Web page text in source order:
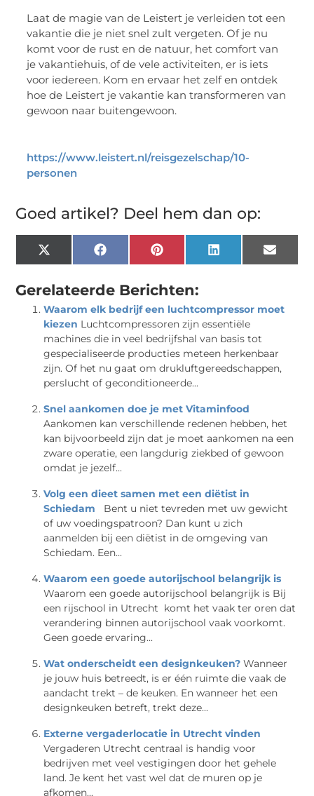
Laat de magie van de Leistert je verleiden tot een
vakantie die je niet snel zult vergeten. Of je nu
komt voor de rust en de natuur, het comfort van
je vakantiehuis, of de vele activiteiten, er is iets
voor iedereen. Kom en ervaar het zelf en ontdek
hoe de Leistert je vakantie kan transformeren van
gewoon naar buitengewoon.
https://www.leistert.nl/reisgezelschap/10-
personen
Goed artikel? Deel hem dan op:
X
(Twitter)
FacebookPinterestLinkedInEmail
Gerelateerde Berichten:
Waarom elk bedrijf een luchtcompressor moet
kiezen Luchtcompressoren zijn essentiële
machines die in veel bedrijfshal van basis tot
gespecialiseerde producties meteen herkenbaar
zijn. Of het nu gaat om drukluftgereedschappen,
perslucht of geconditioneerde...
Snel aankomen doe je met Vitaminfood
Aankomen kan verschillende redenen hebben, het
kan bijvoorbeeld zijn dat je moet aankomen na een
zware operatie, een langdurig ziekbed of gewoon
omdat je jezelf...
Volg een dieet samen met een diëtist in
Schiedam
Bent u niet tevreden met uw gewicht
of uw voedingspatroon? Dan kunt u zich
aanmelden bij een diëtist in de omgeving van
Schiedam. Een...
Waarom een goede autorijschool belangrijk is
Waarom een goede autorijschool belangrijk is Bij
een rijschool in Utrecht komt het vaak ter oren dat
verandering binnen autorijschool vaak voorkomt.
Geen goede ervaring...
Wat onderscheidt een designkeuken? Wanneer
je jouw huis betreedt, is er één ruimte die vaak de
aandacht trekt – de keuken. En wanneer het een
designkeuken betreft, trekt deze...
Externe vergaderlocatie in Utrecht vinden
Vergaderen Utrecht centraal is handig voor
bedrijven met veel vestigingen door het gehele
land. Je kent het vast wel dat de muren op je
afkomen...